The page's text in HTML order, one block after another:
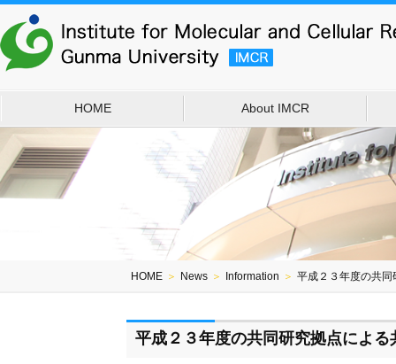
HOME About IMCR
HOME ＞ News ＞ Information ＞ 平成２３年度の共
平成２３年度の共同研究拠点によ